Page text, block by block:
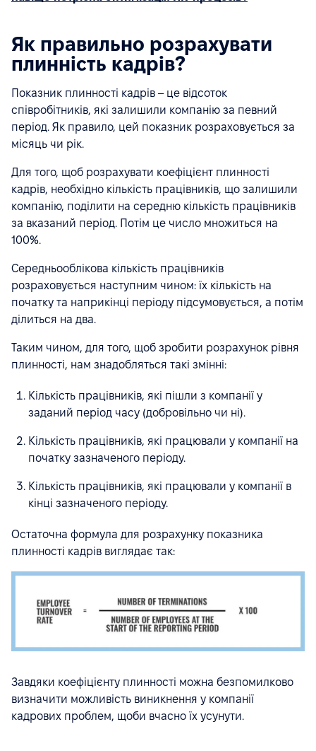
Як правильно розрахувати
плинність кадрів?
Показник плинності кадрів – це відсоток
співробітників, які залишили компанію за певний
період. Як правило, цей показник розраховується за
місяць чи рік.
Для того, щоб розрахувати коефіцієнт плинності
кадрів, необхідно кількість працівників, що залишили
компанію, поділити на середню кількість працівників
за вказаний період. Потім це число множиться на
100%.
Середньооблікова кількість працівників
розраховується наступним чином: їх кількість на
початку та наприкінці періоду підсумовується, а потім
ділиться на два.
Таким чином, для того, щоб зробити розрахунок рівня
плинності, нам знадобляться такі змінні:
Кількість працівників, які пішли з компанії у
заданий період часу (добровільно чи ні).
Кількість працівників, які працювали у компанії на
початку зазначеного періоду.
Кількість працівників, які працювали у компанії в
кінці зазначеного періоду.
Остаточна формула для розрахунку показника
плинності кадрів виглядає так:
Завдяки коефіцієнту плинності можна безпомилково
визначити можливість виникнення у компанії
кадрових проблем, щоби вчасно їх усунути.